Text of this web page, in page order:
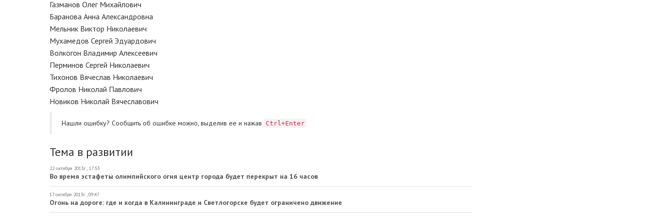
Газманов Олег Михайлович
Баранова Анна Александровна
Мельник Виктор Николаевич
Мухамедов Сергей Эдуардович
Волкогон Владимир Алексеевич
Перминов Сергей Николаевич
Тихонов Вячеслав Николаевич
Фролов Николай Павлович
Новиков Николай Вячеславович
Нашли ошибку? Cообщить об ошибке можно, выделив ее и нажав Ctrl+Enter
Тема в развитии
22 октября 2013г., 17:53
Во время эстафеты олимпийского огня центр города будет перекрыт на 16 часов
17 октября 2013г., 09:47
Огонь на дороге: где и когда в Калининграде и Светлогорске будет ограничено движение